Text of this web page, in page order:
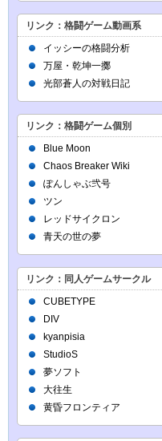
リンク：格闘ゲーム動画系
イッシーの格闘分析
万屋・乾坤一擲
光部蒼人の対戦日記
リンク：格闘ゲーム個別
Blue Moon
Chaos Breaker Wiki
ぽんしゃぶ弐号
ツン
レッドサイクロン
青天の世の夢
リンク：同人ゲームサークル
CUBETYPE
DIV
kyanpisia
StudioS
夢ソフト
大往生
黄昏フロンティア